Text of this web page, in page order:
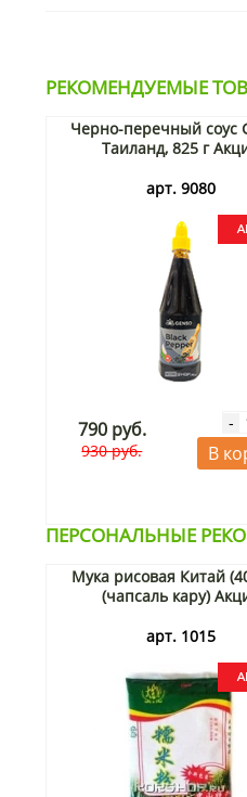
РЕКОМЕНДУЕМЫЕ
Черно-перечный соус
Таиланд, 825 г
арт. 9080
790 руб.
930 руб.
-
В
ПЕРСОНАЛЬНЫЕ
Мука рисовая Китай
(чапсаль кару)
арт. 1015